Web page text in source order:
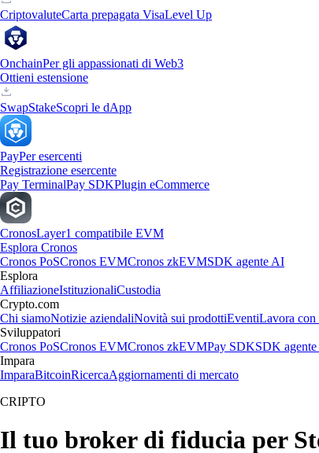
CriptovaluteCarta prepagata VisaLevel Up
OnchainPer gli appassionati di Web3
Ottieni estensione
SwapStakeScopri le dApp
PayPer esercenti
Registrazione esercente
Pay TerminalPay SDKPlugin eCommerce
CronosLayer1 compatibile EVM
Esplora Cronos
Cronos PoSCronos EVMCronos zkEVMSDK agente AI
Esplora
AffiliazioneIstituzionaliCustodia
Crypto.com
Chi siamoNotizie aziendaliNovità sui prodottiEventiLavora con
Sviluppatori
Cronos PoSCronos EVMCronos zkEVMPay SDKSDK
Impara
ImparaBitcoinRicercaAggiornamenti di mercato
CRIPTO
Il tuo broker di fiducia per